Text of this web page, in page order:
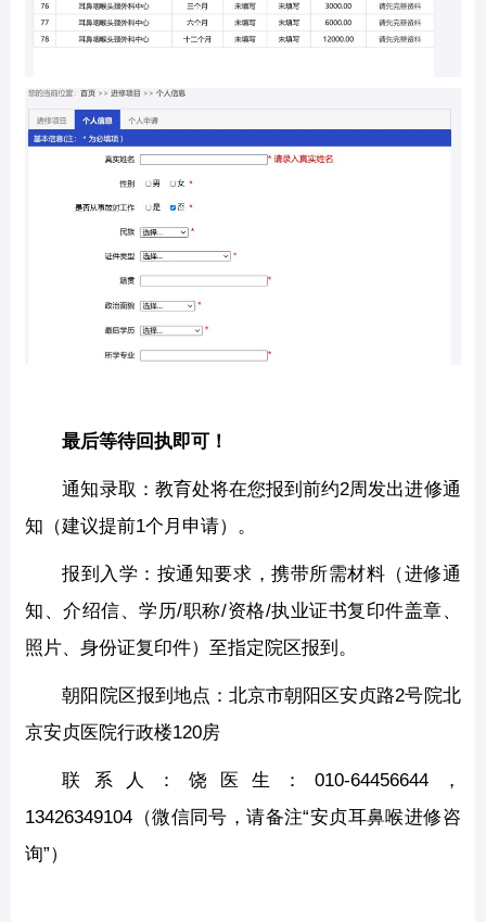
最后等待回执即可！
通知录取：教育处将在您报到前约2周发出进修通
知（建议提前1个月申请）。
报到入学：按通知要求，携带所需材料（进修通
知、介绍信、学历/职称/资格/执业证书复印件盖章、
照片、身份证复印件）至指定院区报到。
朝阳院区报到地点：北京市朝阳区安贞路2号院北
京安贞医院行政楼120房
联系人：饶医生：010-64456644，
13426349104（微信同号，请备注“安贞耳鼻喉进修咨
询”）